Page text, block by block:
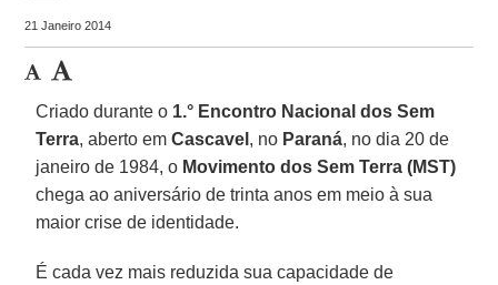
21 Janeiro 2014
Criado durante o 1.° Encontro Nacional dos Sem
Terra, aberto emCascavel , no Paraná, no dia 20 de
janeiro de 1984, o Movimento dos Sem Terra (MST)
chega ao aniversário de trinta anos em meio à sua
maior crise de identidade.
É cada vez mais reduzida sua capacidade de